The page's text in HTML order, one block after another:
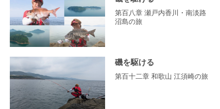
第百八章 瀬戸内香川・南淡路
沼島の旅
磯を駆ける
第百十二章 和歌山 江須崎の旅